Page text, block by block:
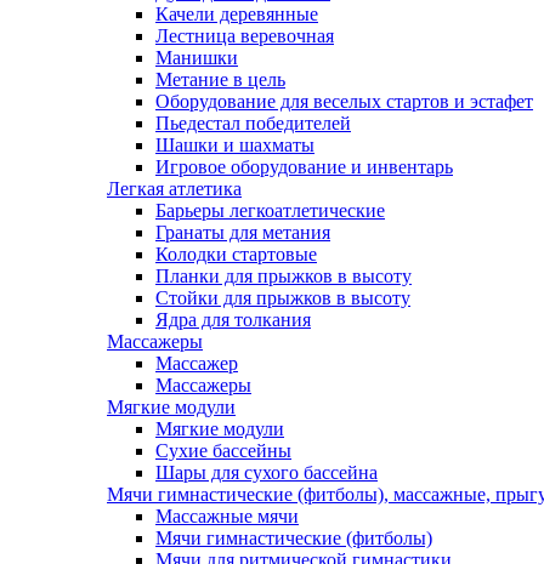
Качели деревянные
Лестница веревочная
Манишки
Метание в цель
Оборудование для веселых стартов и эстафет
Пьедестал победителей
Шашки и шахматы
Игровое оборудование и инвентарь
Легкая атлетика
Барьеры легкоатлетические
Гранаты для метания
Колодки стартовые
Планки для прыжков в высоту
Стойки для прыжков в высоту
Ядра для толкания
Массажеры
Массажер
Массажеры
Мягкие модули
Мягкие модули
Сухие бассейны
Шары для сухого бассейна
Мячи гимнастические (фитболы), массажные,
Массажные мячи
Мячи гимнастические (фитболы)
Мячи для ритмической гимнастики